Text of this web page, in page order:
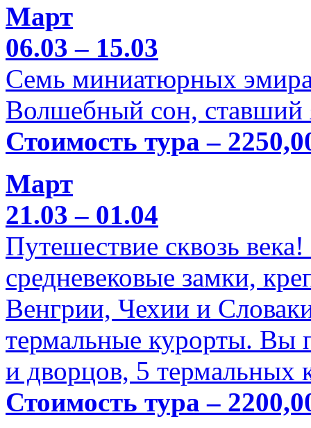
Март
06.03 – 15.03
Семь миниатюрных
Волшебный сон, ставший
Стоимость тура –
Март
21.03 – 01.04
Путешествие сквозь
средневековые замки,
Венгрии, Чехии и
термальные курорты. Вы
и дворцов, 5 термальных
Стоимость тура –